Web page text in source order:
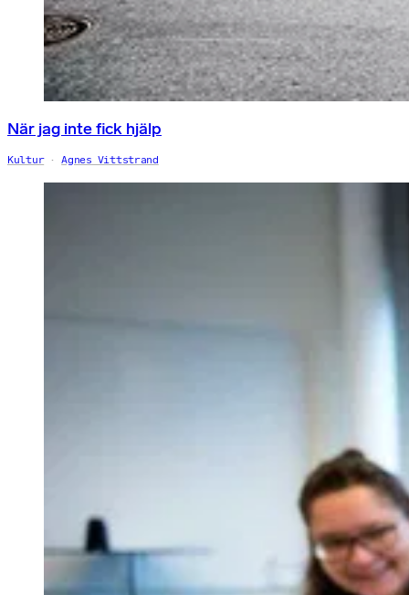
När jag inte fick hjälp
Kultur Agnes Vittstrand